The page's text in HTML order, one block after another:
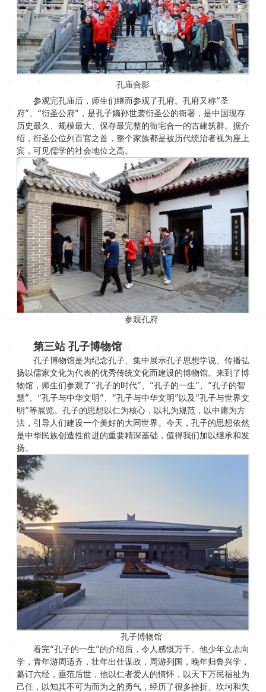
孔庙合影
参观完孔庙后，师生们继而参观了孔府。孔府又称“圣
府”、“衍圣公府”，是孔子嫡孙世袭衍圣公的衙署，是中国现存
历史最久、规模最大、保存最完整的衙宅合一的古建筑群。据介
绍，衍圣公位列百官之首，整个家族都是被历代统治者视为座上
宾，可见儒学的社会地位之高。
参观孔府
第三站孔子博物馆
孔子博物馆是为纪念孔子、集中展示孔子思想学说、传播弘
扬以儒家文化为代表的优秀传统文化而建设的博物馆。来到了博
物馆，师生们参观了“孔子的时代”、“孔子的一生”、“孔子的智
慧”、“孔子与中华文明”、“孔子与中华文明”以及“孔子与世界文
明”等展览。孔子的思想以仁为核心，以礼为规范，以中庸为方
法，引导人们建设一个美好的大同世界。今天，孔子的思想依然
是中华民族创造性前进的重要精深基础，值得我们加以继承和发
扬。
孔子博物馆
看完“孔子的一生”的介绍后，令人感慨万千。他少年立志向
学，青年游周适齐，壮年出仕谋政，周游列国，晚年归鲁兴学，
纂订六经，垂范后世，他以仁者爱人的情怀，以天下万民福祉为
己任，以知其不可为而为之的勇气，经历了很多挫折、坎坷和失